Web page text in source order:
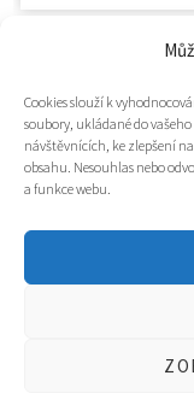
Cookies slouží k
soubory, ukládané do
návštěvnících, ke zlepšení
obsahu. Nesouhlas nebo
a funkce webu.
Tvorba webu a